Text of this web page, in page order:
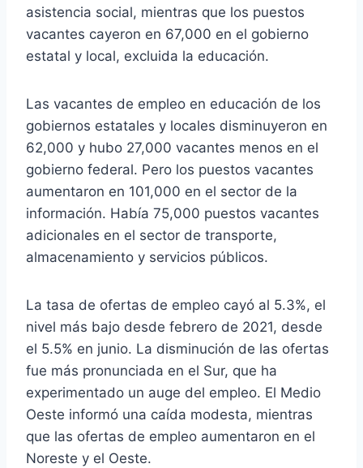
asistencia social, mientras que los puestos
vacantes cayeron en 67,000 en el gobierno
estatal y local, excluida la educación.
Las vacantes de empleo en educación de los
gobiernos estatales y locales disminuyeron en
62,000 y hubo 27,000 vacantes menos en el
gobierno federal. Pero los puestos vacantes
aumentaron en 101,000 en el sector de la
información. Había 75,000 puestos vacantes
adicionales en el sector de transporte,
almacenamiento y servicios públicos.
La tasa de ofertas de empleo cayó al 5.3%, el
nivel más bajo desde febrero de 2021, desde
el 5.5% en junio. La disminución de las ofertas
fue más pronunciada en el Sur, que ha
experimentado un auge del empleo. El Medio
Oeste informó una caída modesta, mientras
que las ofertas de empleo aumentaron en el
Noreste y el Oeste.